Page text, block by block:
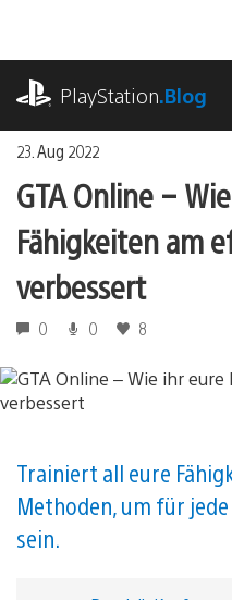
springen
PlayStation.Blog
23. Aug 2022
GTA Online –
Fähigkeiten am
verbessert
0 0 8
Trainiert all eure
Methoden, um für
sein.